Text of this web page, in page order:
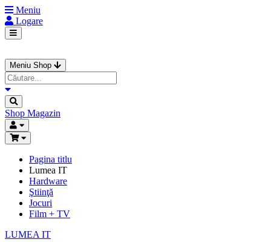
Meniu
Logare
Meniu Shop
Shop Magazin
Pagina titlu
Lumea IT
Hardware
Ştiinţă
Jocuri
Film + TV
LUMEA IT